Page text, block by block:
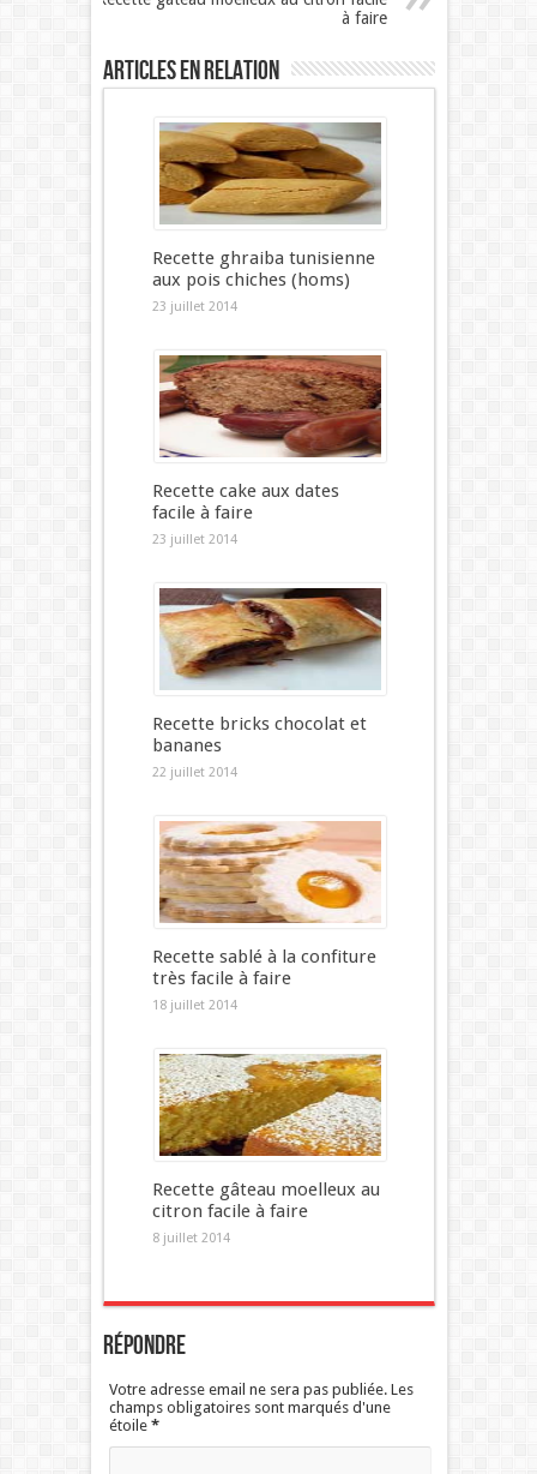
à faire
Articles en relation
Recette ghraiba tunisienne
aux pois chiches (homs)
23 juillet 2014
Recette cake aux dates
facile à faire
23 juillet 2014
Recette bricks chocolat et
bananes
22 juillet 2014
Recette sablé à la confiture
très facile à faire
18 juillet 2014
Recette gâteau moelleux au
citron facile à faire
8 juillet 2014
Répondre
Votre adresse email ne sera pas publiée. Les
champs obligatoires sont marqués d'une
étoile *